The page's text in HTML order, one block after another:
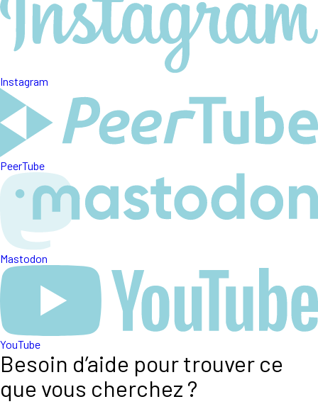
Instagram
PeerTube
Mastodon
YouTube
Besoin d’aide pour trouver ce
que vous cherchez ?